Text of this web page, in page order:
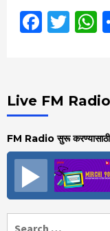
Live FM Radio
FM Radio सुरू करण्यासाठी